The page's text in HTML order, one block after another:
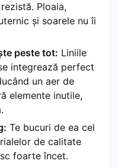
Ploaia,
și soarele nu îi
peste tot: Liniile
integrează perfect
un aer de
elemente inutile,
Te bucuri de ea cel
de calitate
foarte încet.